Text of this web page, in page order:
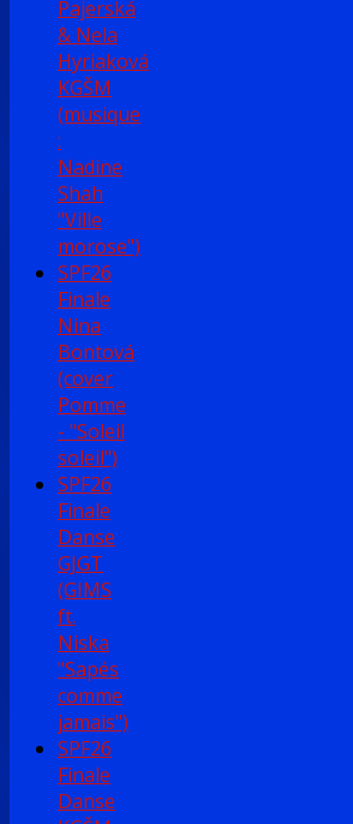
Pajerská
& Nela
Hyriaková
KGŠM
(musique
:
Nadine
Shah
"Ville
morose")
SPF26
Finale
Nina
Bontová
(cover
Pomme
- "Soleil
soleil")
SPF26
Finale
Danse
GJGT
(GIMS
ft.
Niska
"Sapés
comme
jamais")
SPF26
Finale
Danse